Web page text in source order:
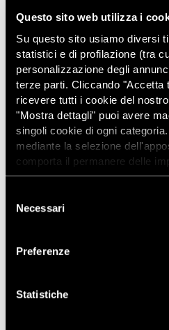
Questo sito web utilizza i
Su questo sito usiamo diversi
statistici e di profilazione (tra
personalizzazione degli
terze parti. Cliccando "Accetta
ricevere tutti i cookie del
"Mostra dettagli" puoi avere
singoli cookie di ogni
mediante la selezione
comporta il permanere delle
dunque la continuazione della
dei cookie attivi sul sito clicca
delNecessari
Preferenze
Statistiche
RICEVI I NOSTRI
SEGUI I CANALI SOCIAL
amnestyitalia